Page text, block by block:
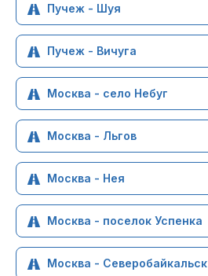
Пучеж - Шуя
Пучеж - Вичуга
Москва - село Небуг
Москва - Льгов
Москва - Нея
Москва - поселок Успенка
Москва - Северобайкальск